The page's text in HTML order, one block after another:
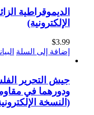
الديموقراطية
الإلكترونية)
$3.99
إضافة إلى السلة
جيش التحرير
(النسخة